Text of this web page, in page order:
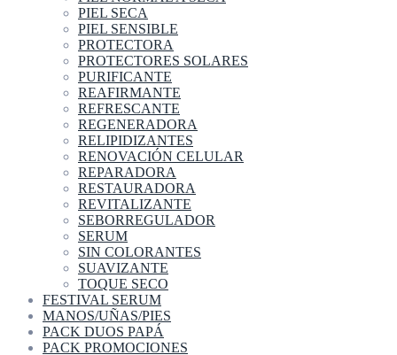
PIEL SECA
PIEL SENSIBLE
PROTECTORA
PROTECTORES SOLARES
PURIFICANTE
REAFIRMANTE
REFRESCANTE
REGENERADORA
RELIPIDIZANTES
RENOVACIÓN CELULAR
REPARADORA
RESTAURADORA
REVITALIZANTE
SEBORREGULADOR
SERUM
SIN COLORANTES
SUAVIZANTE
TOQUE SECO
FESTIVAL SERUM
MANOS/UÑAS/PIES
PACK DUOS PAPÁ
PACK PROMOCIONES